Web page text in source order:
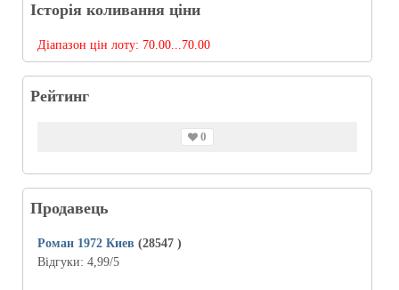
Історія коливання ціни
Діапазон цін лоту: 70.00...70.00
Рейтинг
0
Продавець
Роман 1972 Киев (28547 )
Відгуки: 4,99/5